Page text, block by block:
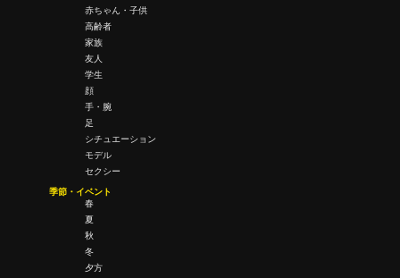
赤ちゃん・子供
高齢者
家族
友人
学生
顔
手・腕
足
シチュエーション
モデル
セクシー
季節・イベント
春
夏
秋
冬
夕方